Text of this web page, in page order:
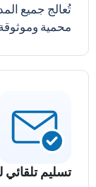
تُعالج جميع
محمية
تسليم تلقائي